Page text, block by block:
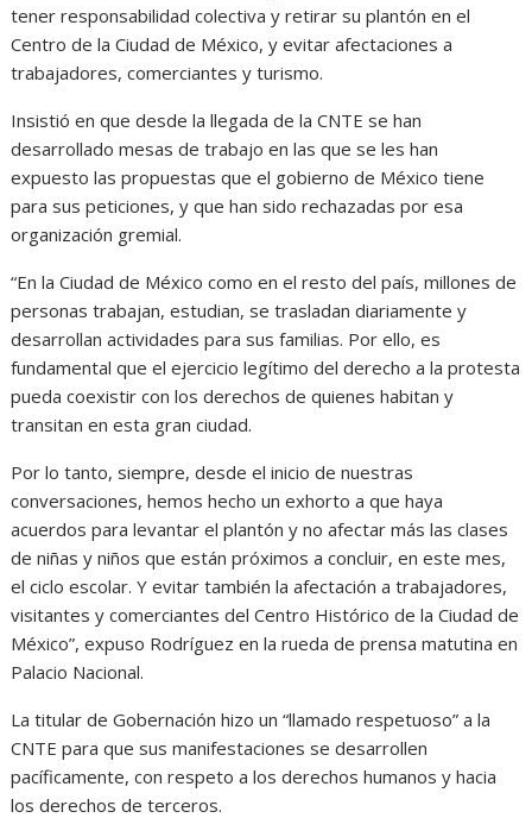
tener responsabilidad colectiva y retirar su plantón en el
Centro de la Ciudad de México, y evitar afectaciones a
trabajadores, comerciantes y turismo.
Insistió en que desde la llegada de la CNTE se han
desarrollado mesas de trabajo en las que se les han
expuesto las propuestas que el gobierno de México tiene
para sus peticiones, y que han sido rechazadas por esa
organización gremial.
“En la Ciudad de México como en el resto del país, millones de
personas trabajan, estudian, se trasladan diariamente y
desarrollan actividades para sus familias. Por ello, es
fundamental que el ejercicio legítimo del derecho a la protesta
pueda coexistir con los derechos de quienes habitan y
transitan en esta gran ciudad.
Por lo tanto, siempre, desde el inicio de nuestras
conversaciones, hemos hecho un exhorto a que haya
acuerdos para levantar el plantón y no afectar más las clases
de niñas y niños que están próximos a concluir, en este mes,
el ciclo escolar. Y evitar también la afectación a trabajadores,
visitantes y comerciantes del Centro Histórico de la Ciudad de
México”, expuso Rodríguez en la rueda de prensa matutina en
Palacio Nacional.
La titular de Gobernación hizo un “llamado respetuoso” a la
CNTE para que sus manifestaciones se desarrollen
pacíficamente, con respeto a los derechos humanos y hacia
los derechos de terceros.